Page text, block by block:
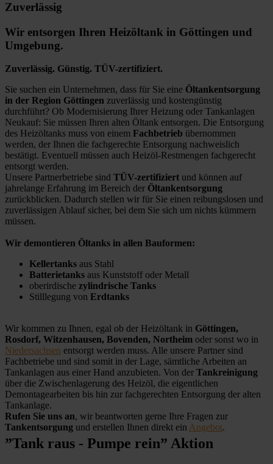
Zuverlässig
Wir entsorgen Ihren Heizöltank in Göttingen und
Umgebung.
Zuverlässig. Günstig. TÜV-zertifiziert.
Sie suchen ein Unternehmen, dass für Sie eine Öltankentsorgung
in der Region Göttingen zuverlässig und kostengünstig
durchführt? Ob Modernisierung Ihrer Heizung oder Tankanlagen
Neukauf: Sie müssen Ihren alten Öltank entsorgen. Die Entsorgung
des Heizöltanks muss von einem Fachbetrieb übernommen
werden, der Ihnen die fachgerechte Entsorgung nachweislich
bestätigt. Eventuell müssen auch Heizöl-Restmengen fachgerecht
entsorgt werden.
Unsere Partnerbetriebe sind TÜV-zertifiziert und können auf
jahrelange Erfahrung im Bereich der Öltankentsorgung
zurückblicken. Dadurch stellen wir für Sie einen reibungslosen und
zuverlässigen Ablauf sicher, bei dem Sie sich um nichts kümmern
müssen.
Wir demontieren Öltanks in allen Bauformen:
Kellertanks aus Stahl
Batterietanks aus Kunststoff oder Metall
oberirdische zylindrische Tanks
Stilllegung von Erdtanks
Wir kommen zu Ihnen, egal ob der Heizöltank in Göttingen,
Rosdorf, Witzenhausen, Bovenden, Northeim oder sonst wo in
Niedersachsen entsorgt werden muss. Alle unsere Partner sind
Fachbetriebe und sind somit in der Lage, sämtliche Arbeiten an
Tankanlagen aus einer Hand anzubieten. Von der Tankreinigung
über die Zwischenlagerung des Heizöl, die eigentlichen
Demontagearbeiten bis hin zur fachgerechten Entsorgung der alten
Tankanlage.
Rufen Sie uns an, wir beantworten gerne Ihre Fragen zur
Tankentsorgung und erstellen Ihnen direkt ein Angebot.
”Tank raus - Pumpe rein” Aktion